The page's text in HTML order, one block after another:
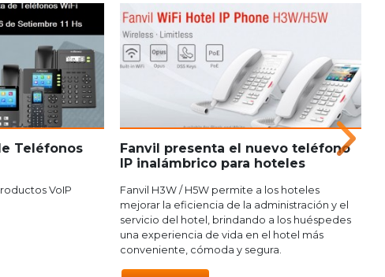
Teléfonos
VoIP
Fanvil presenta el nuevo teléfono
IP inalámbrico para hoteles
Fanvil H3W / H5W permite a los hoteles
mejorar la eficiencia de la administración y el
servicio del hotel, brindando a los huéspedes
una experiencia de vida en el hotel más
conveniente, cómoda y segura.